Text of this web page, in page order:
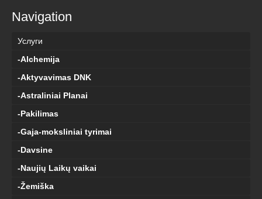
Navigation
Услуги
-Alchemija
-Aktyvavimas DNK
-Astraliniai Planai
-Pakilimas
-Gaja-moksliniai tyrimai
-Davsine
-Naujių Laikų vaikai
-Žemiška